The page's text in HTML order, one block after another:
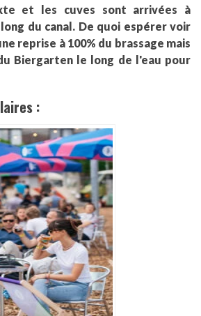
et les cuves sont arrivées à
du canal. De quoi espérer voir
reprise à 100% du brassage mais
Biergarten le long de l'eau pour
: